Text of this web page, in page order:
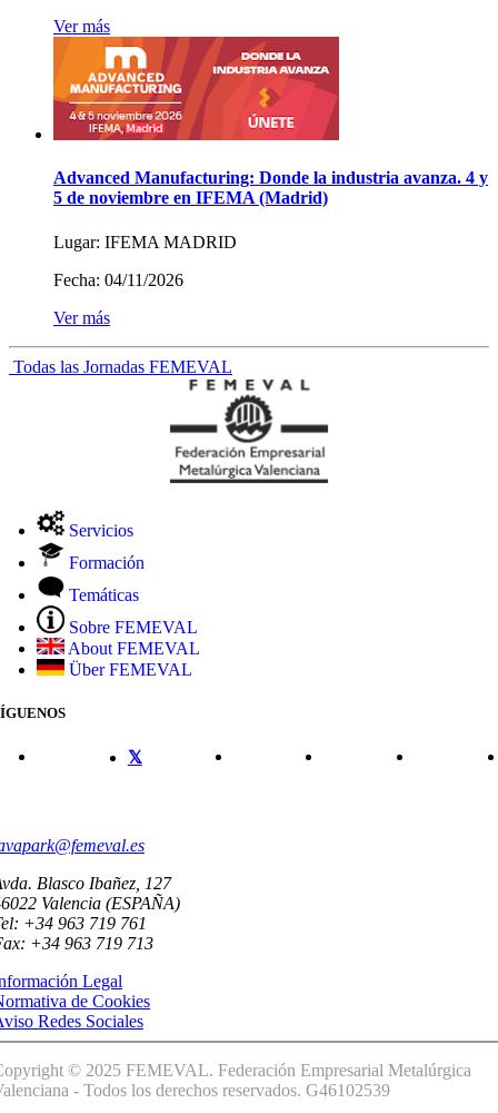
Ver más
Advanced Manufacturing: Donde la industria avanza. 4 y
5 de noviembre en IFEMA (Madrid)
Lugar: IFEMA MADRID
Fecha: 04/11/2026
Ver más
Todas las Jornadas FEMEVAL
Servicios
Formación
Temáticas
Sobre FEMEVAL
About FEMEVAL
Über FEMEVAL
Blasco Ibañez, 127
Valencia (ESPAÑA)
+34 963 719 761
+34 963 719 713
Legal
de Cookies
Redes Sociales
© 2025 FEMEVAL. Federación Empresarial Metalúrgica
- Todos los derechos reservados. G46102539